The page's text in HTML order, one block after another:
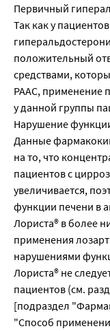
Первичный
Так как у
положительный
средствами,
РААС, применение
у данной группы
Нарушение
Данные
на то, что
пациентов с
увеличивается,
функции печени в
Лориста® в более
применения
нарушениями
Лориста® не
пациентов (см.
[подраздел
"Способ